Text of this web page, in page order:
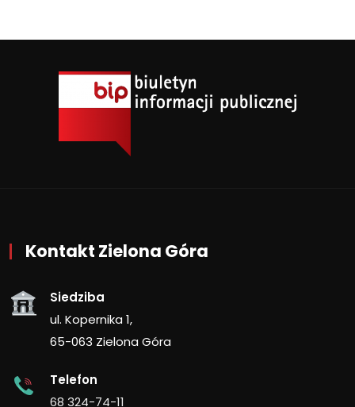
Kontakt Zielona Góra
Siedziba
ul. Kopernika 1,
65-063 Zielona Góra
Telefon
68 324-74-11